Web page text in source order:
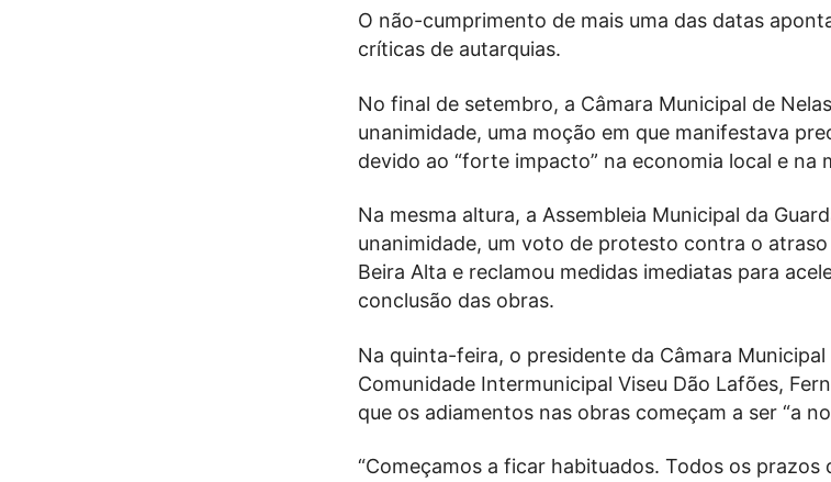
O não-cumprimento de mais uma das datas
críticas de autarquias.
No final de setembro, a Câmara Municipal de
unanimidade, uma moção em que manifestava
devido ao “forte impacto” na economia local e na
Na mesma altura, a Assembleia Municipal da
unanimidade, um voto de protesto contra o
Beira Alta e reclamou medidas imediatas para
conclusão das obras.
Na quinta-feira, o presidente da Câmara Municipal
Comunidade Intermunicipal Viseu Dão Lafões,
que os adiamentos nas obras começam a ser “a
“Começamos a ficar habituados. Todos os prazos